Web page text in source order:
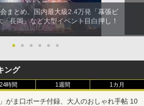
まとめ。国内最大級2.4万発「幕張ビ
長岡」など大型イベント目白押し！
● ● ● ● ● ●
ング
24時間 1週間 1カ月
がま口ポーチ付録、大人のおしゃれ手帖 10